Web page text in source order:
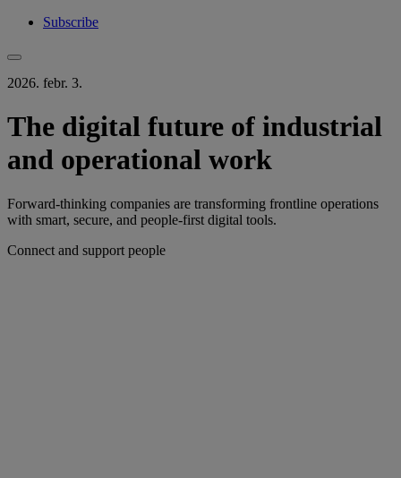
Subscribe
2026. febr. 3.
The digital future of industrial
and operational work
Forward-thinking companies are transforming frontline operations
with smart, secure, and people-first digital tools.
Connect and support people